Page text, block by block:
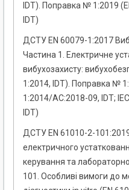
IDT). Поправка № 1:2019
IDT)
ДСТУ EN 60079-1:2017
Частина 1. Електричне
вибухозахисту:
1:2014, IDT). Поправка №
1:2014/AC:2018-09, IDT;
IDT)
ДСТУ EN 61010-2-
електричного
керування та
101. Особливі вимоги до